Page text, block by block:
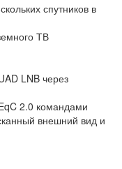
спутников в
ТВ
LNB через
2.0 командами
внешний вид и